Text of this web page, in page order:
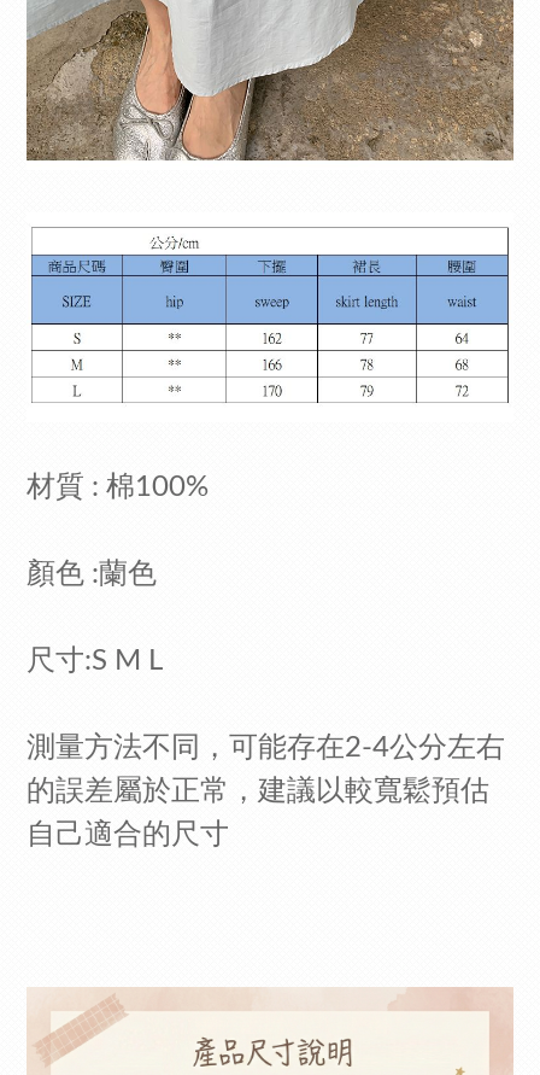
材質 : 棉100%
顏色 :蘭色
尺寸:S M L
測量方法不同，可能存在2-4公分左右
的誤差屬於正常，建議以較寬鬆預估
自己適合的尺寸